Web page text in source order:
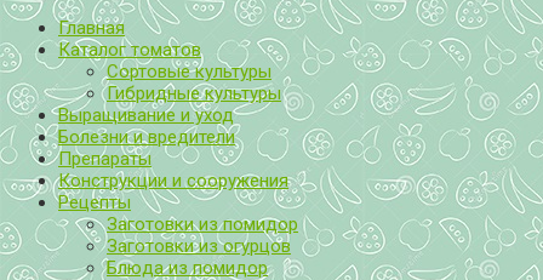
Главная
Каталог томатов
Сортовые культуры
Гибридные культуры
Выращивание и уход
Болезни и вредители
Препараты
Конструкции и сооружения
Рецепты
Заготовки из помидор
Заготовки из огурцов
Блюда из помидор